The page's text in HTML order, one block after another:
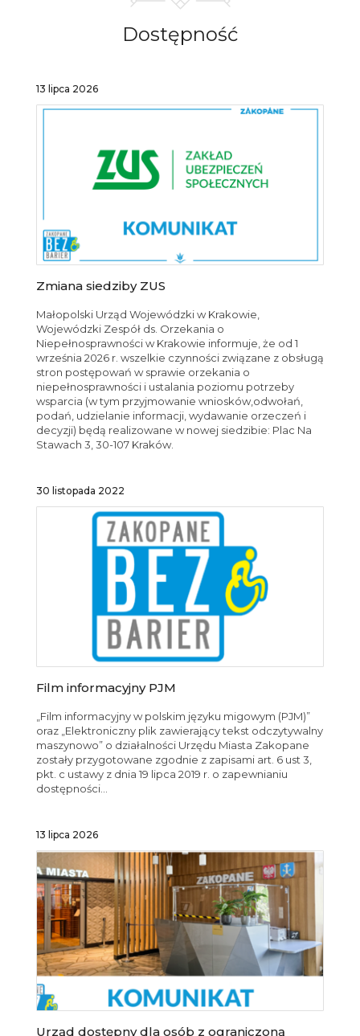
Dostępność
13 lipca 2026
Zmiana siedziby ZUS
Małopolski Urząd Wojewódzki w Krakowie,
Wojewódzki Zespół ds. Orzekania o
Niepełnosprawności w Krakowie informuje, że od 1
września 2026 r. wszelkie czynności związane z obsługą
stron postępowań w sprawie orzekania o
niepełnosprawności i ustalania poziomu potrzeby
wsparcia (w tym przyjmowanie wniosków,odwołań,
podań, udzielanie informacji, wydawanie orzeczeń i
decyzji) będą realizowane w nowej siedzibie: Plac Na
Stawach 3, 30-107 Kraków.
30 listopada 2022
Film informacyjny PJM
„Film informacyjny w polskim języku migowym (PJM)”
oraz „Elektroniczny plik zawierający tekst odczytywalny
maszynowo” o działalności Urzędu Miasta Zakopane
zostały przygotowane zgodnie z zapisami art. 6 ust 3,
pkt. c ustawy z dnia 19 lipca 2019 r. o zapewnianiu
dostępności...
13 lipca 2026
Urząd dostępny dla osób z ograniczoną